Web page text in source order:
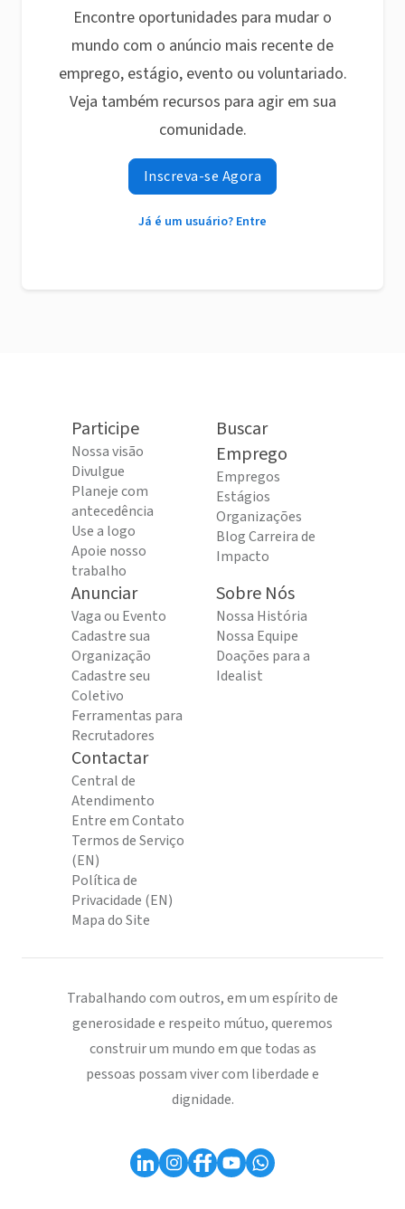
Encontre oportunidades para mudar o
mundo com o anúncio mais recente de
emprego, estágio, evento ou voluntariado.
Veja também recursos para agir em sua
comunidade.
Inscreva-se Agora
Já é um usuário? Entre
Participe
Nossa visão
Divulgue
Planeje com
antecedência
Use a logo
Apoie nosso
trabalho
Buscar
Emprego
Empregos
Estágios
Organizações
Blog Carreira de
Impacto
Anunciar
Vaga ou Evento
Cadastre sua
Organização
Cadastre seu
Coletivo
Ferramentas para
Recrutadores
Sobre Nós
Nossa História
Nossa Equipe
Doações para a
Idealist
Contactar
Central de
Atendimento
Entre em Contato
Termos de Serviço
(EN)
Política de
Privacidade (EN)
Mapa do Site
Trabalhando com outros, em um espírito de
generosidade e respeito mútuo, queremos
construir um mundo em que todas as
pessoas possam viver com liberdade e
dignidade.